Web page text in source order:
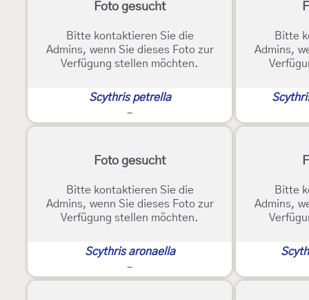
Foto gesucht
Bitte kontaktieren Sie die
Admins, wenn Sie dieses Foto zur
Verfügung stellen möchten.
Scythris petrella
-
Bitte
Admins,
Foto gesucht
Bitte kontaktieren Sie die
Admins, wenn Sie dieses Foto zur
Verfügung stellen möchten.
Scythris aronaella
-
Bitte
Admins,